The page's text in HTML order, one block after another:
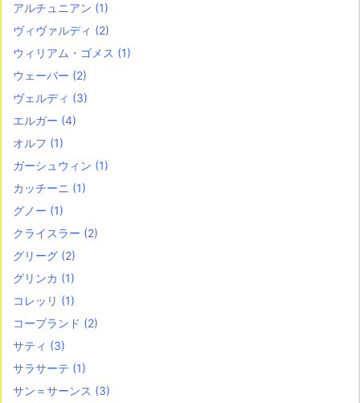
アルチュニアン (1)
ヴィヴァルディ (2)
ウィリアム・ゴメス (1)
ウェーバー (2)
ヴェルディ (3)
エルガー (4)
オルフ (1)
ガーシュウィン (1)
カッチーニ (1)
グノー (1)
クライスラー (2)
グリーグ (2)
グリンカ (1)
コレッリ (1)
コープランド (2)
サティ (3)
サラサーテ (1)
サン＝サーンス (3)